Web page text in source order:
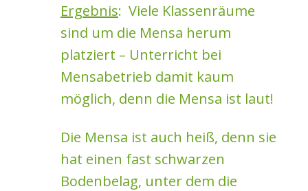
Ergebnis: Viele Klassenräume
sind um die Mensa herum
platziert – Unterricht bei
Mensabetrieb damit kaum
möglich, denn die Mensa ist laut!
Die Mensa ist auch heiß, denn sie
hat einen fast schwarzen
Bodenbelag, unter dem die